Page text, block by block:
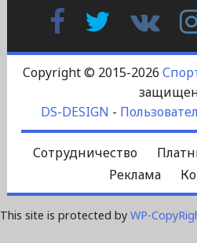
FacebookTwitter
Copyright © 2015-2026
DS-DESIGN -
Сотрудничество
Реклама
This site is protected by WP-